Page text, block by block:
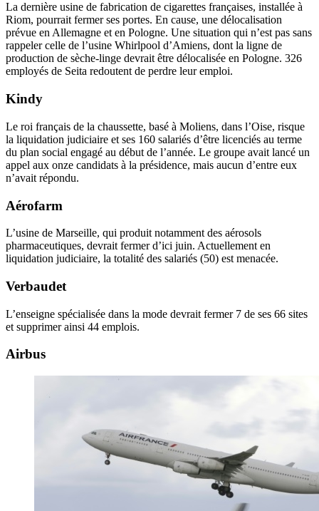
La dernière usine de fabrication de cigarettes françaises, installée à
Riom, pourrait fermer ses portes. En cause, une délocalisation
prévue en Allemagne et en Pologne. Une situation qui n’est pas sans
rappeler celle de l’usine Whirlpool d’Amiens, dont la ligne de
production de sèche-linge devrait être délocalisée en Pologne. 326
employés de Seita redoutent de perdre leur emploi.
Kindy
Le roi français de la chaussette, basé à Moliens, dans l’Oise, risque
la liquidation judiciaire et ses 160 salariés d’être licenciés au terme
du plan social engagé au début de l’année. Le groupe avait lancé un
appel aux onze candidats à la présidence, mais aucun d’entre eux
n’avait répondu.
Aérofarm
L’usine de Marseille, qui produit notamment des aérosols
pharmaceutiques, devrait fermer d’ici juin. Actuellement en
liquidation judiciaire, la totalité des salariés (50) est menacée.
Verbaudet
L’enseigne spécialisée dans la mode devrait fermer 7 de ses 66 sites
et supprimer ainsi 44 emplois.
Airbus